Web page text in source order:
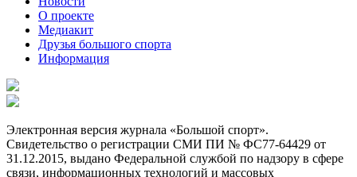
О проекте
Медиакит
Друзья большого спорта
Информация
Электронная версия журнала «Большой спорт».
Свидетельство о регистрации СМИ ПИ № ФС77-64429 от
31.12.2015, выдано Федеральной службой по надзору в сфере
связи, информационных технологий и массовых